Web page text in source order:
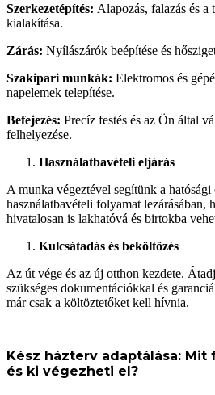
Szerkezetépítés: Alapozás, falazás és a
kialakítása.
Zárás: Nyílászárók beépítése és
Szakipari munkák: Elektromos és
napelemek telepítése.
Befejezés: Precíz festés és az Ön által
felhelyezése.
Használatbavételi eljárás
A munka végeztével segítünk a hatósági
használatbavételi folyamat lezárásában,
hivatalosan is lakhatóvá és birtokba
Kulcsátadás és beköltözés
Az út vége és az új otthon kezdete.
szükséges dokumentációkkal és
már csak a költöztetőket kell hívnia.
Kész házterv adaptálása: Mit
és ki végezheti el?